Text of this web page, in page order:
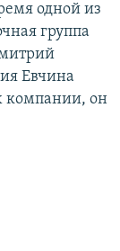
одной из
группа
Евчина
компании, он